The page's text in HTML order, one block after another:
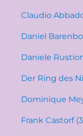
Claudio
Daniel
Daniele
Der Ring des
Dominique
Frank Castorf